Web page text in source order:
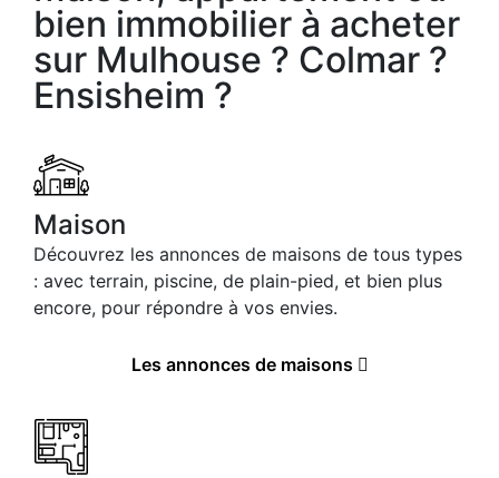
bien immobilier à acheter
sur Mulhouse ? Colmar ?
Ensisheim ?
Maison
Découvrez les annonces de maisons de tous types
: avec terrain, piscine, de plain-pied, et bien plus
encore, pour répondre à vos envies.
Les annonces de maisons